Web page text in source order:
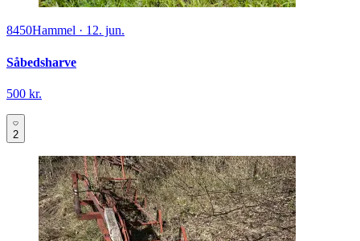
8450Hammel · 12. jun.
Såbedsharve
500 kr.
2